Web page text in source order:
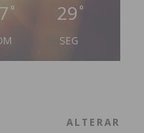
° 29 °
SEG
ALTERAR